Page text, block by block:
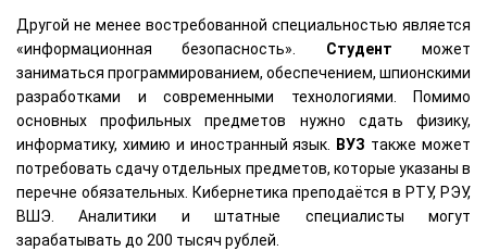
Другой не менее востребованной специальностью является
«информационная безопасность». Студент может
заниматься программированием, обеспечением, шпионскими
разработками и современными технологиями. Помимо
основных профильных предметов нужно сдать физику,
информатику, химию и иностранный язык.
ВУЗ также может
потребовать сдачу отдельных предметов, которые указаны в
перечне обязательных. Кибернетика преподаётся в РТУ, РЭУ,
ВШЭ. Аналитики и штатные специалисты могут
зарабатывать до 200 тысяч рублей.